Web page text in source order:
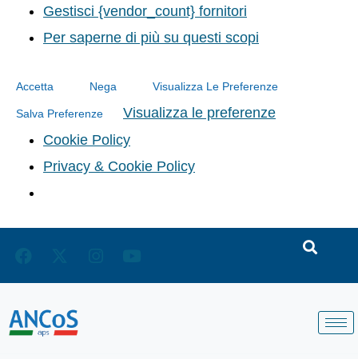
Gestisci {vendor_count} fornitori
Per saperne di più su questi scopi
Accetta Nega Visualizza Le Preferenze
Salva Preferenze
Visualizza le preferenze
Cookie Policy
Privacy & Cookie Policy